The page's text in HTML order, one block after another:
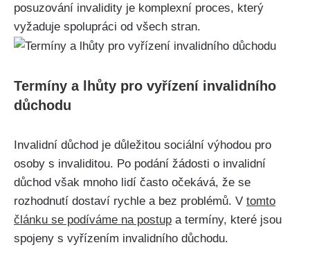
posuzování invalidity je komplexní proces, který
vyžaduje spolupráci od všech stran.
Termíny a lhůty pro vyřízení invalidního
důchodu
Invalidní důchod je důležitou sociální výhodou pro
osoby s invaliditou. Po podání žádosti o invalidní
důchod však mnoho lidí často očekává, že se
rozhodnutí dostaví rychle a bez problémů. V tomto
článku se podíváme na postup a termíny, které jsou
spojeny s vyřízením invalidního důchodu.